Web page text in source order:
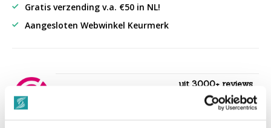
Gratis verzending v.a. €50 in NL!
Aangesloten Webwinkel Keurmerk
uit 3000+ reviews